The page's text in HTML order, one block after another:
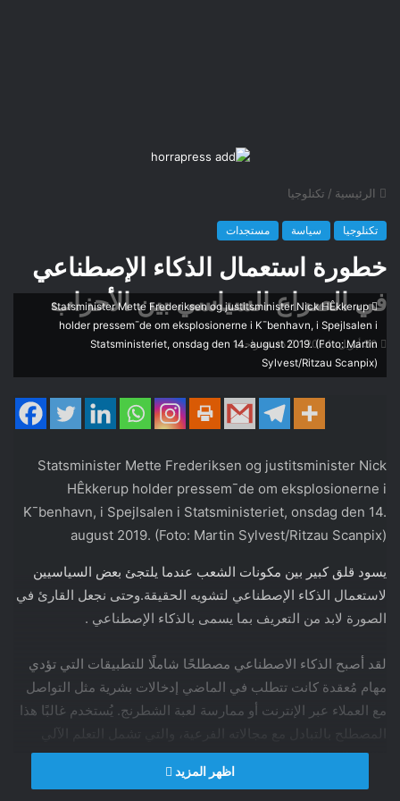
الرئيسية / تكنلوجيا
تكنلوجيا سياسة مستجدات
خطورة استعمال الذكاء الإصطناعي
في الصراع السياسي بين الأحزاب
30 أبريل، 2024 دقيقة واحدة
Statsminister Mette Frederiksen og justitsminister Nick HÊkkerup
holder pressem¯de om eksplosionerne i K¯benhavn, i Spejlsalen i
Statsministeriet, onsdag den 14. august 2019. (Foto: Martin
Sylvest/Ritzau Scanpix)
Statsminister Mette Frederiksen og justitsminister Nick
HÊkkerup holder pressem¯de om eksplosionerne i
K¯benhavn, i Spejlsalen i Statsministeriet, onsdag den 14.
august 2019. (Foto: Martin Sylvest/Ritzau Scanpix)
يسود قلق كبير بين مكونات الشعب عندما يلتجئ بعض السياسيين
لاستعمال الذكاء الإصطناعي لتشويه الحقيقة.وحتى نجعل القارئ في
الصورة لابد من التعريف بما يسمى بالذكاء الإصطناعي .
لقد أصبح الذكاء الاصطناعي مصطلحًا شاملًا للتطبيقات التي تؤدي
مهام مُعقدة كانت تتطلب في الماضي إدخالات بشرية مثل التواصل
مع العملاء عبر الإنترنت أو ممارسة لعبة الشطرنج. يُستخدم غالبًا هذا
المصطلح بالتبادل مع مجالاته الفرعية، والتي تشمل التعلم الآلي
اظهر المزيد